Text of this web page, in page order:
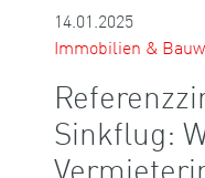
14.01.2025
Immobilien &
Sinkflug: